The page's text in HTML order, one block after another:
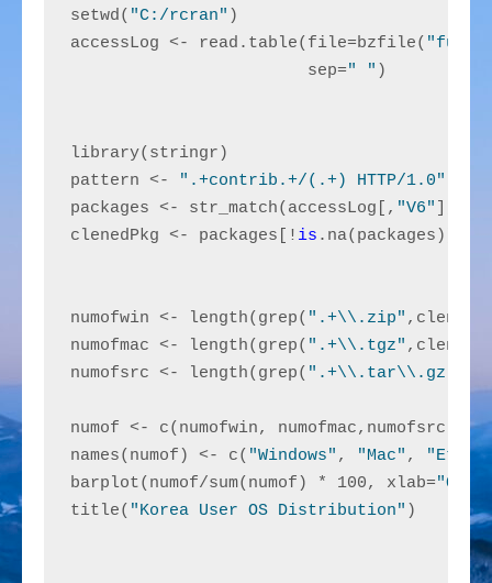
setwd( "C:/rcran" )
accessLog <- read.table(file=bzfile(
                        sep=
" " )
library(stringr)
pattern <-
".+contrib.+/(.+) HTTP/1.0"
packages <- str_match(accessLog[, "V6"
clenedPkg <- packages[! is .na(packages)]
numofwin <- length(grep( ".+\\.zip"
numofmac <- length(grep( ".+\\.tgz"
numofsrc <- length(grep( ".+\\.tar\\.gz"
numof <- c(numofwin, numofmac,numofsrc )
names(numof) <- c( "Windows" , "Mac" , "Etc")
barplot(numof/sum(numof) * 100, xlab="OS"
title( "Korea User OS Distribution" )